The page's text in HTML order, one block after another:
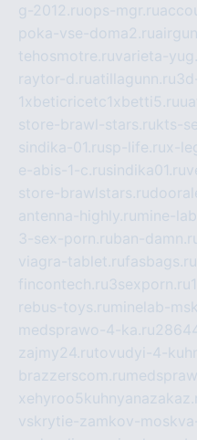
g-2012.ruops-mgr.ru
poka-vse-doma2.ru
tehosmotre.ruvarieta-
raytor-d.ruatillagunn.ru
1xbeticricetc1xbetti5.ru
store-brawl-stars.rukts-
sindika-01.rusp-life.rux-
e-abis-1-c.rusindika01.ru
store-brawlstars.ru
antenna-highly.ru mine-
3-sex-porn.ruban-
viagra-tablet.rufasbags.ru
fincontech.ru3sexporn.ru
rebus-toys.ru minelab-
medsprawo-4-ka.ru
zajmy24.rutovudyi-4-
brazzerscom.ru
vskrytie-zamkov-